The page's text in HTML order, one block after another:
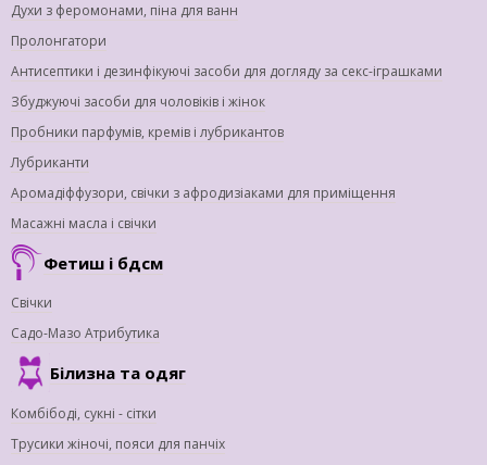
Духи з феромонами, піна для ванн
Пролонгатори
Антисептики і дезинфікуючі засоби для догляду за секс-іграшками
Збуджуючі засоби для чоловіків і жінок
Пробники парфумів, кремів і лубрикантов
Лубриканти
Аромадіффузори, свічки з афродизіаками для приміщення
Масажні масла і свічки
Фетиш і бдсм
Свічки
Садо-Мазо Атрибутика
Білизна та одяг
Комбібоді, сукні - сітки
Трусики жіночі, пояси для панчіх